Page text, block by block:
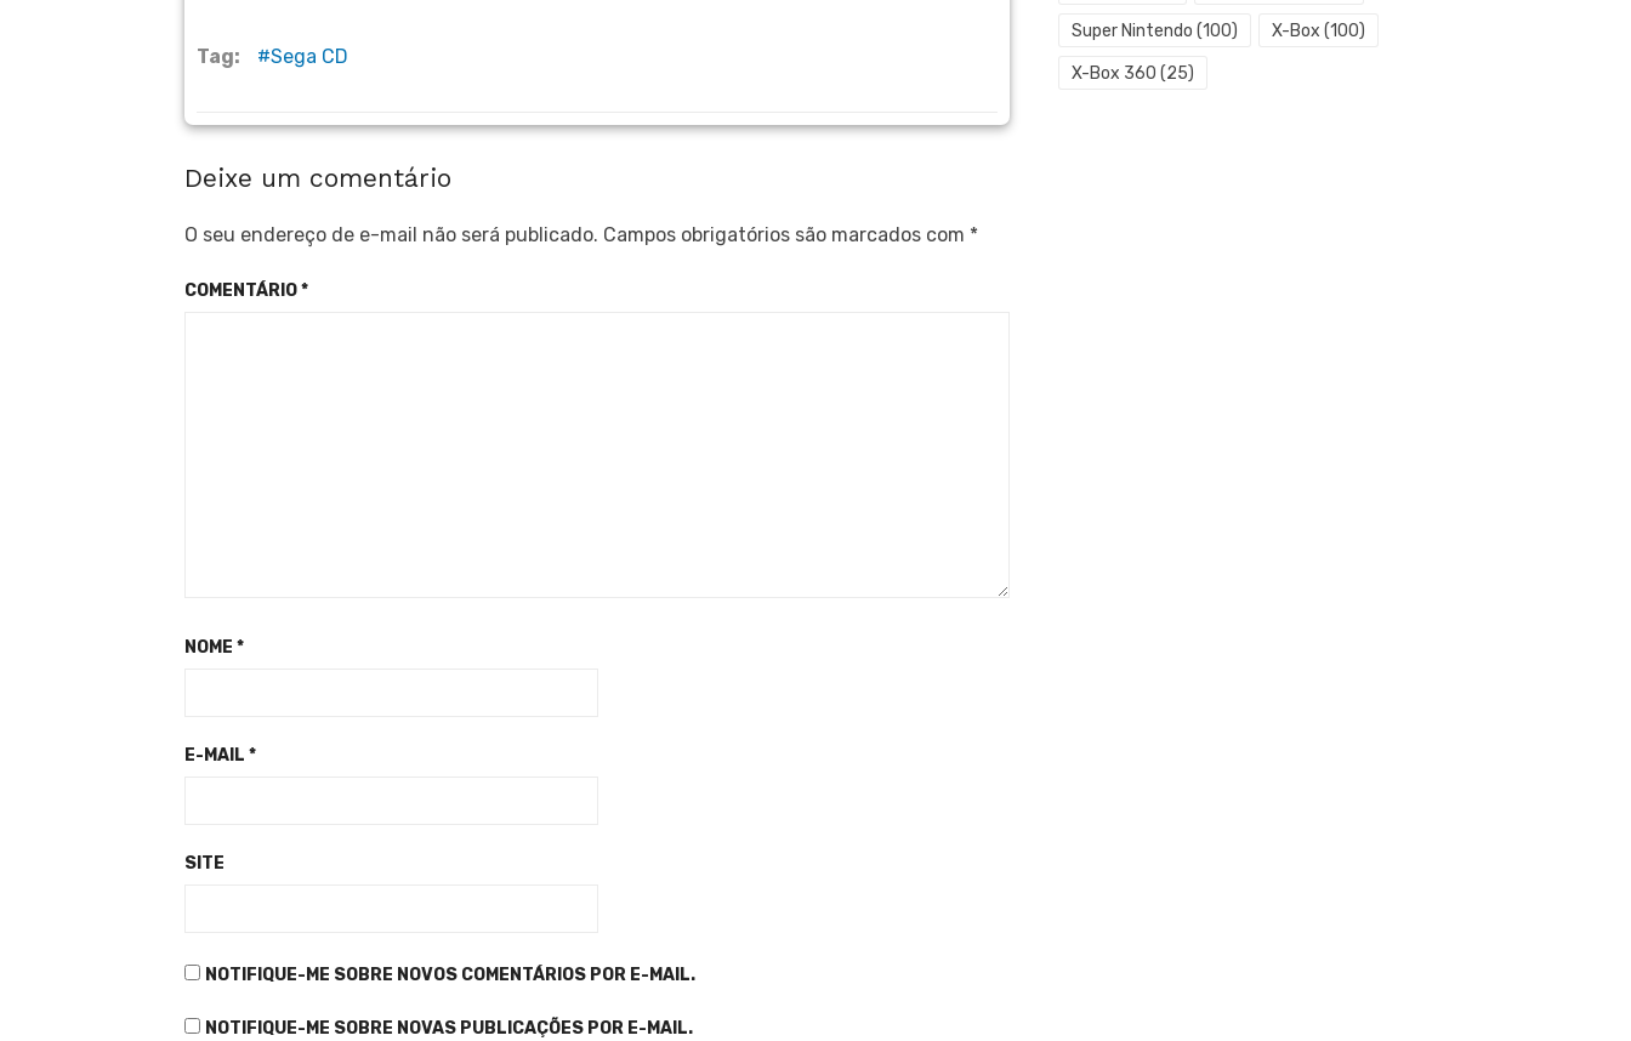
Tag: Sega CD
Deixe um comentário
O seu endereço de e-mail não será publicado. Campos obrigatórios são marcados com *
COMENTÁRIO*
NOME *
E-MAIL *
SITE
NOTIFIQUE-ME SOBRE NOVOS COMENTÁRIOS POR E-MAIL.
NOTIFIQUE-ME SOBRE NOVAS PUBLICAÇÕES POR E-MAIL.
Super Nintendo (100) X-Box (100)
X-Box 360 (25)